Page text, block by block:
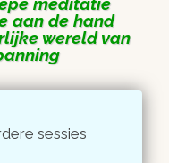
aan de hand
wereld van
sessies